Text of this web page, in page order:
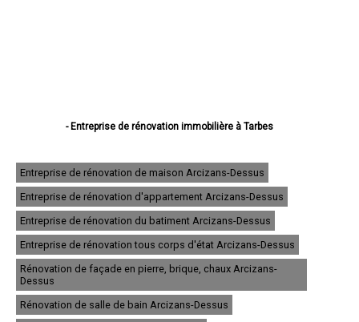
- Entreprise de rénovation immobilière à Tarbes
- Entreprise de rénovation immobilière à Aureilhan
- Entreprise de rénovation immobilière à Lannemezan
- Entreprise de rénovation immobilière à Vic-en-Bigorre
- Entreprise de rénovation immobilière à Séméac
- Entreprise de rénovation immobilière à Bordères-sur-l'Échez
- Entreprise de rénovation immobilière à Juillan
- Entreprise de rénovation immobilière à Barbazan-Debat
- Entreprise de rénovation immobilière à Argelès-Gazost
- Entreprise de rénovation immobilière à Soues
- Entreprise de rénovation immobilière à Ibos
Entreprise de rénovation de maison Arcizans-Dessus
Entreprise de rénovation d'appartement Arcizans-Dessus
Entreprise de rénovation du batiment Arcizans-Dessus
Entreprise de rénovation tous corps d'état Arcizans-Dessus
Rénovation de façade en pierre, brique, chaux Arcizans-
Dessus
Rénovation de salle de bain Arcizans-Dessus